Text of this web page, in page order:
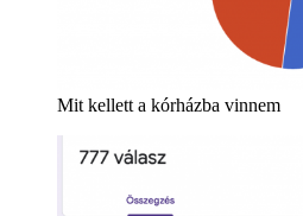
Mit kellett a kórházba vinnem